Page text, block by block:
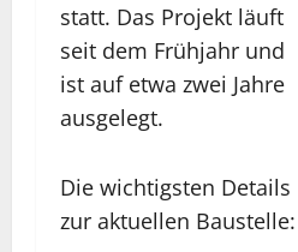
statt. Das Projekt läuft
seit dem Frühjahr und
ist auf etwa zwei Jahre
ausgelegt.
Die wichtigsten Details
zur aktuellen Baustelle: